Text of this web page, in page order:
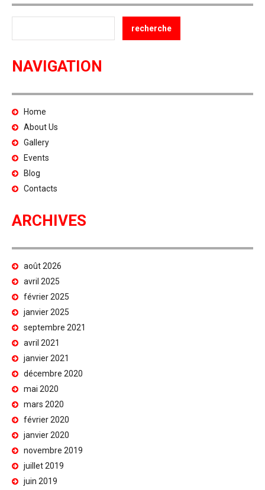
NAVIGATION
Home
About Us
Gallery
Events
Blog
Contacts
ARCHIVES
août 2026
avril 2025
février 2025
janvier 2025
septembre 2021
avril 2021
janvier 2021
décembre 2020
mai 2020
mars 2020
février 2020
janvier 2020
novembre 2019
juillet 2019
juin 2019